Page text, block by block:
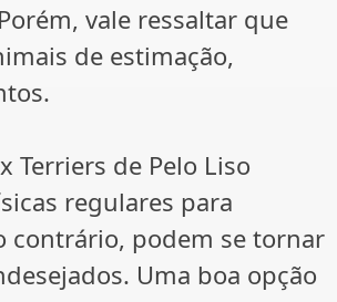
vale ressaltar que
de estimação,
Terriers de Pelo Liso
regulares para
contrário, podem se tornar
Uma boa opção